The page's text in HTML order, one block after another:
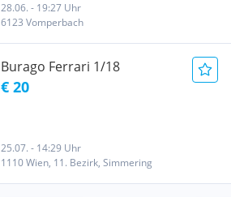
28.06. - 19:27 Uhr
6123 Vomperbach
Burago Ferrari 1/18
€ 20
25.07. - 14:29 Uhr
1110 Wien, 11. Bezirk, Simmering